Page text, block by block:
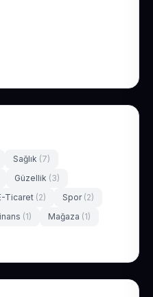
Sağlık (7)
Güzellik (3)
Ticaret (2) Spor (2)
(1) Mağaza (1)